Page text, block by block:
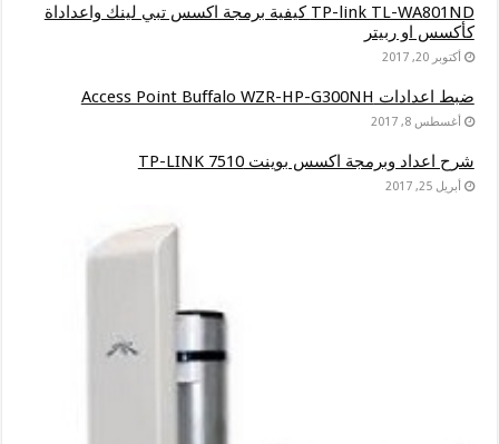
TP-link TL-WA801ND كيفية برمجة اكسس تبي لينك واعداداة
كأكسس او ربيتر
أكتوبر 20, 2017
ضبط اعدادات Access Point Buffalo WZR-HP-G300NH
أغسطس 8, 2017
شرح اعداد وبرمجة اكسس بوينت TP-LINK 7510
أبريل 25, 2017